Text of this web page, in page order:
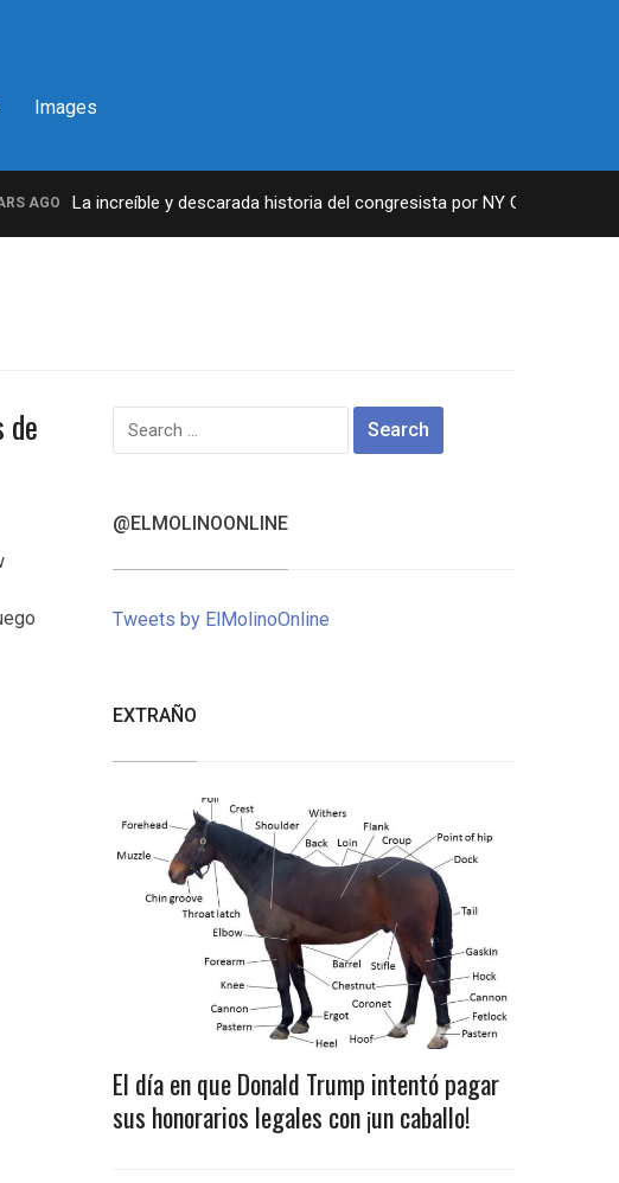
Images
AGO La increíble y descarada historia del congresista por NY George Santos
de
Search
for:
@ELMOLINOONLINE
Tweets by ElMolinoOnline
EXTRAÑO
El día en que Donald Trump intentó pagar
sus honorarios legales con ¡un caballo!